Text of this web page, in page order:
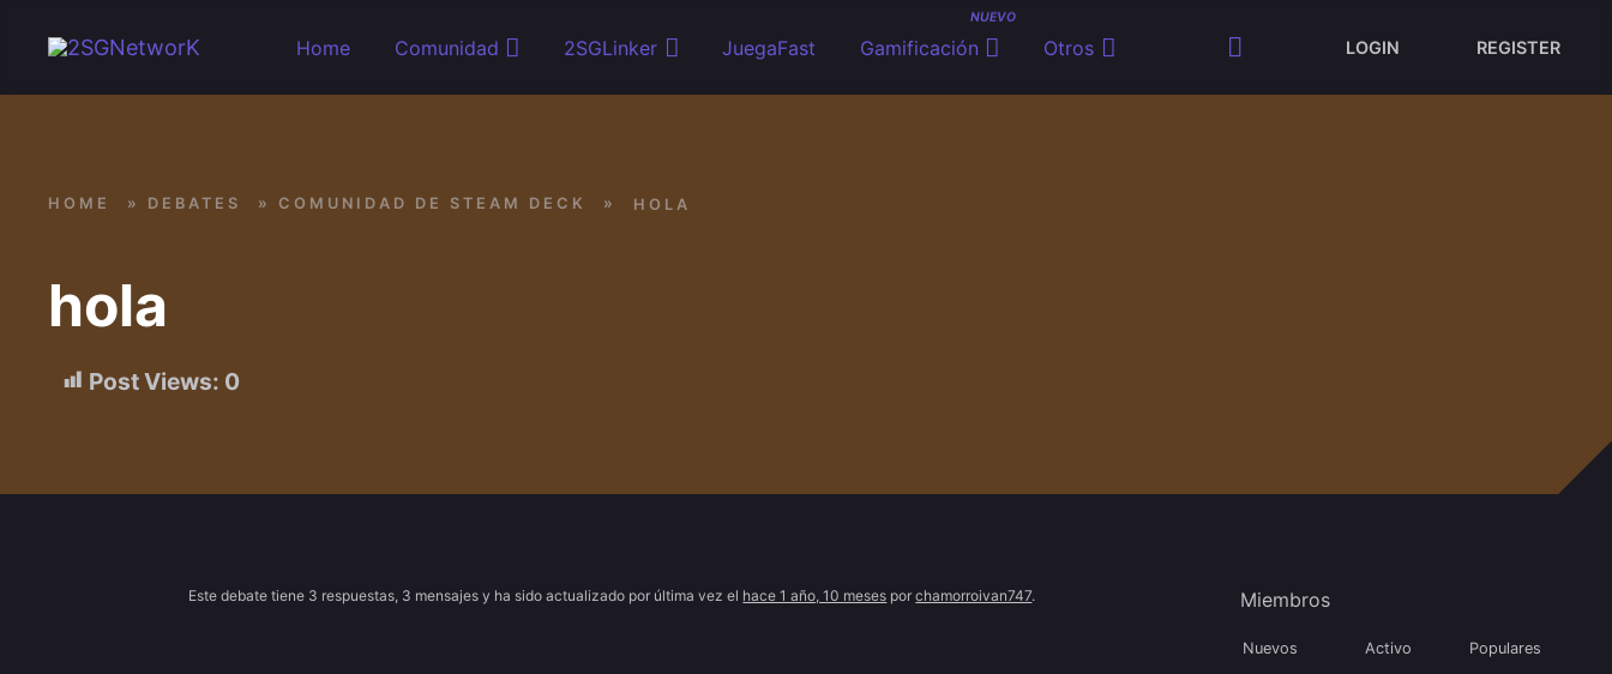
Home
Comunidad 2SGLinker JuegaFast Gamificación
NUEVO
Otros LOGIN REGISTER
hola
Post Views: 0
HOME » DEBATES » COMUNIDAD DE STEAM DECK » HOLA
Este debate tiene 3 respuestas, 3 mensajes y ha sido actualizado por última vez el hace 1 año, 10 meses porchamorroivan747. Miembros
Nuevos Activo Populares